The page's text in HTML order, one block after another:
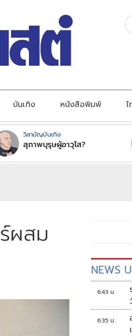
บันเทิง หนังสือพิมพ์
วิสามัญบันเทิง
สุภาพบุรุษผู้อาวุโส?
ผสม
NEWS
6:43 น.
6:35 น.